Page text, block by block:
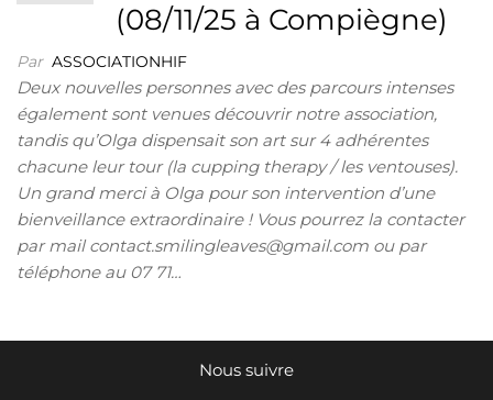
(08/11/25 à Compiègne)
Par ASSOCIATIONHIF
Deux nouvelles personnes avec des parcours intenses
également sont venues découvrir notre association,
tandis qu’Olga dispensait son art sur 4 adhérentes
chacune leur tour (la cupping therapy / les ventouses).
Un grand merci à Olga pour son intervention d’une
bienveillance extraordinaire ! Vous pourrez la contacter
par mail contact.smilingleaves@gmail.com ou par
téléphone au 07 71…
Nous suivre